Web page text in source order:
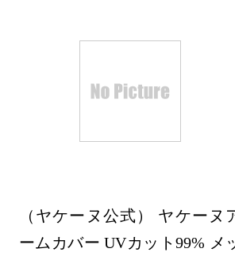
（ヤケーヌ公式） ヤケーヌ
ームカバー UVカット99% メ